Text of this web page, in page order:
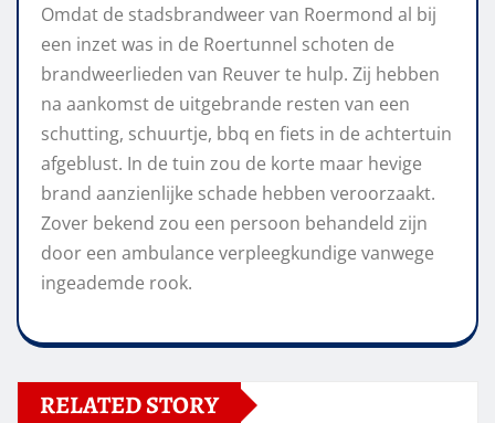
Omdat de stadsbrandweer van Roermond al bij
een inzet was in de Roertunnel schoten de
brandweerlieden van Reuver te hulp. Zij hebben
na aankomst de uitgebrande resten van een
schutting, schuurtje, bbq en fiets in de achtertuin
afgeblust. In de tuin zou de korte maar hevige
brand aanzienlijke schade hebben veroorzaakt.
Zover bekend zou een persoon behandeld zijn
door een ambulance verpleegkundige vanwege
ingeademde rook.
RELATED STORY